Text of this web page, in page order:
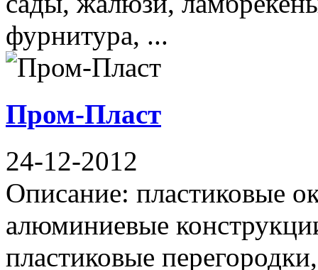
фурнитура, ...
Пром-Пласт
24-12-2012
Описание: пластиковые
алюминиевые
пластиковые